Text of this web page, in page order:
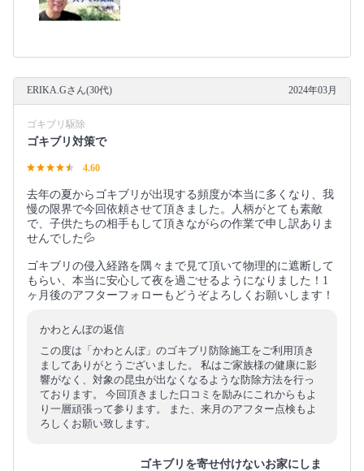
ERIKA.Gさん(30代) 2024年03月
ゴキブリ駆除
ゴキブリ対策で
4.60
去年の夏からゴキブリが出現する頻度が本当に多くなり、我
慢の限界で今回依頼させて頂きました。人柄がとても素敵
で、子供たちの相手もして頂きながらの作業で申し訳ありま
せんでした💦
ゴキブリの侵入経路を隅々まで見て頂いて物理的に遮断して
もらい、本当に安心して夜を過ごせるようになりました！1
ヶ月後のアフターフォローもどうぞよろしくお願いします！
かわとんぼの返信
この度は「かわとんぼ」のゴキブリ防除施工をご利用頂き
ましてありがとうございました。 私はご家族様の健康に影
響がなく、対象の昆虫が出なくなるような防除方法を行っ
ております。 今回頂きました口コミを励みにこれからもよ
り一層頑張って参ります。 また、来月のアフター点検もよ
ろしくお願い致します。
ゴキブリを寄せ付けないお家にしま